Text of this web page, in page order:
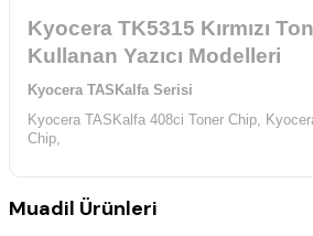
Kyocera TK5315 Kırmızı
Kullanan Yazıcı Modelleri
Kyocera TASKalfa Serisi
Kyocera TASKalfa 408ci Toner Chip,
Chip,
Muadil Ürünleri